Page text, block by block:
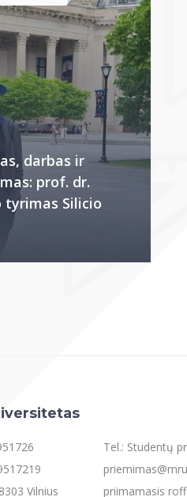
darbas ir
prof. dr.
tyrimas Silicio
Vilnius
Tel.: Studentų
priimamasis